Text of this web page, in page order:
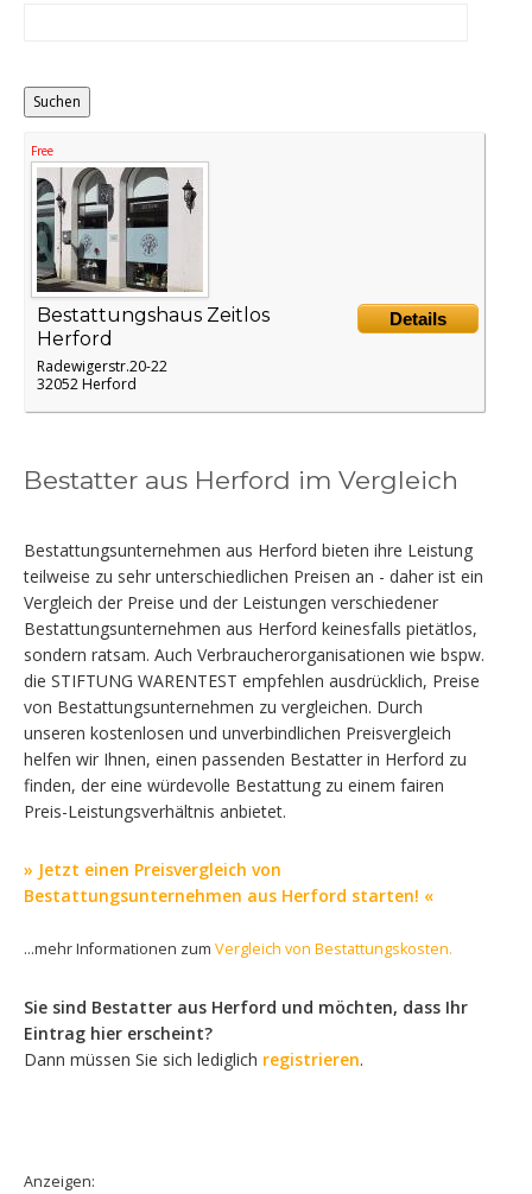
Free
Details
Bestattungshaus Zeitlos
Herford
Radewigerstr.20-22
32052 Herford
Bestatter aus Herford im Vergleich
Bestattungsunternehmen aus Herford bieten ihre Leistung
teilweise zu sehr unterschiedlichen Preisen an - daher ist ein
Vergleich der Preise und der Leistungen verschiedener
Bestattungsunternehmen aus Herford keinesfalls pietätlos,
sondern ratsam. Auch Verbraucherorganisationen wie bspw.
die STIFTUNG WARENTEST empfehlen ausdrücklich, Preise
von Bestattungsunternehmen zu vergleichen. Durch
unseren kostenlosen und unverbindlichen Preisvergleich
helfen wir Ihnen, einen passenden Bestatter in Herford zu
finden, der eine würdevolle Bestattung zu einem fairen
Preis-Leistungsverhältnis anbietet.
» Jetzt einen Preisvergleich von
Bestattungsunternehmen aus Herford starten! «
...mehr Informationen zum Vergleich von Bestattungskosten.
Sie sind Bestatter aus Herford und möchten, dass Ihr
Eintrag hier erscheint?
Dann müssen Sie sich lediglich registrieren.
Anzeigen: